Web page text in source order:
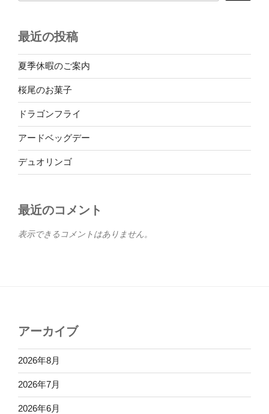
最近の投稿
夏季休暇のご案内
桜尾のお菓子
ドラゴンフライ
アードベッグデー
デュオリンゴ
最近のコメント
表示できるコメントはありません。
アーカイブ
2026年8月
2026年7月
2026年6月